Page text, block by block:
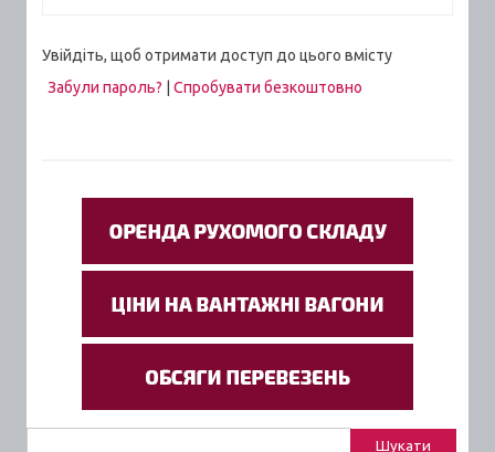
Увійдіть, щоб отримати доступ до цього вмісту
Забули пароль?
Спробувати безкоштовно